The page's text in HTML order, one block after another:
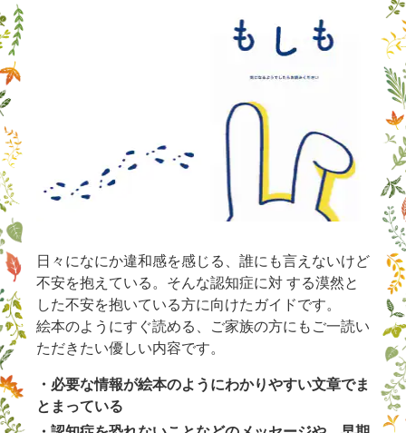
日々になにか違和感を感じる、誰にも言えないけど
不安を抱えている。そんな認知症に対 する漠然と
した不安を抱いている方に向けたガイドです。
絵本のようにすぐ読める、ご家族の方にもご一読い
ただきたい優しい内容です。
・必要な情報が絵本のようにわかりやすい文章でま
とまっている